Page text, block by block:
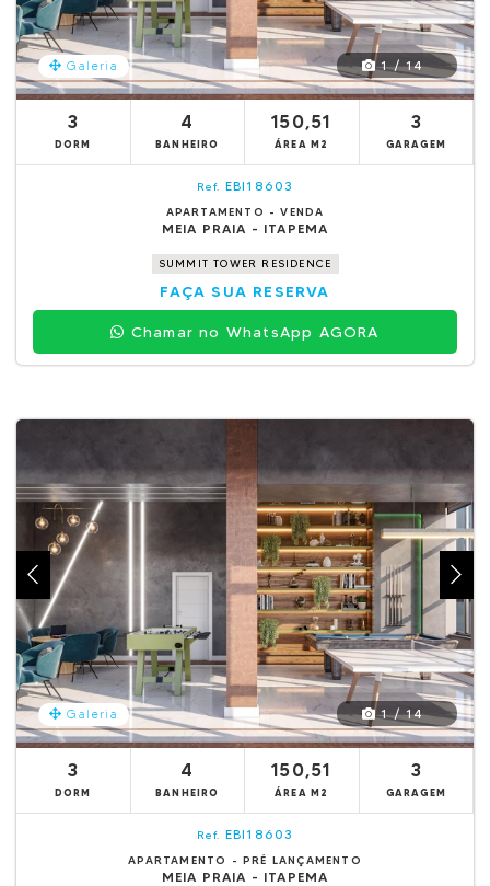
Galeria 1 / 14
3
DORM
4
BANHEIRO
150,51
ÁREA M2
3
GARAGEM
Ref. EBI18603
APARTAMENTO - VENDA
MEIA PRAIA - ITAPEMA
SUMMIT TOWER RESIDENCE
FAÇA SUA RESERVA
Chamar no WhatsApp AGORA
Galeria 1 / 14
3
DORM
4
BANHEIRO
150,51
ÁREA M2
3
GARAGEM
Ref. EBI18603
APARTAMENTO - PRÉ LANÇAMENTO
MEIA PRAIA - ITAPEMA